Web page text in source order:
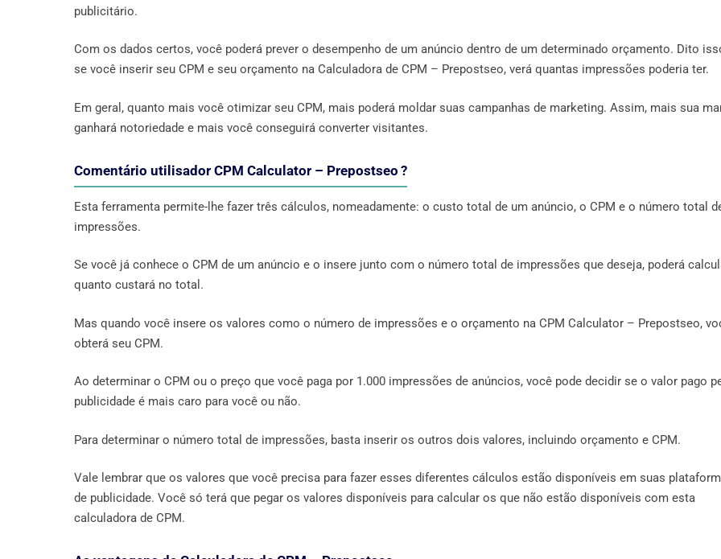
publicitário.
Com os dados certos, você poderá prever o desempenho de um anúncio dentro de um determinado orçamento. Dito
se você inserir seu CPM e seu orçamento na Calculadora de CPM – Prepostseo, verá quantas impressões poderia ter.
Em geral, quanto mais você otimizar seu CPM, mais poderá moldar suas campanhas de marketing. Assim, mais sua
ganhará notoriedade e mais você conseguirá converter visitantes.
Comentário utilisador CPM Calculator – Prepostseo ?
Esta ferramenta permite-lhe fazer três cálculos, nomeadamente: o custo total de um anúncio, o CPM e o número total
impressões.
Se você já conhece o CPM de um anúncio e o insere junto com o número total de impressões que deseja, poderá
quanto custará no total.
Mas quando você insere os valores como o número de impressões e o orçamento na CPM Calculator – Prepostseo,
obterá seu CPM.
Ao determinar o CPM ou o preço que você paga por 1.000 impressões de anúncios, você pode decidir se o valor pago
publicidade é mais caro para você ou não.
Para determinar o número total de impressões, basta inserir os outros dois valores, incluindo orçamento e CPM.
Vale lembrar que os valores que você precisa para fazer esses diferentes cálculos estão disponíveis em suas
de publicidade. Você só terá que pegar os valores disponíveis para calcular os que não estão disponíveis com esta
calculadora de CPM.